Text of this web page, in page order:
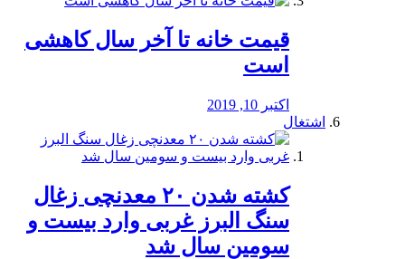
قیمت خانه تا آخر سال کاهشی
است
اکتبر 10, 2019
اشتغال
کشته شدن ۲۰ معدنچی زغال
سنگ البرز غربی وارد بیست و
سومین سال شد